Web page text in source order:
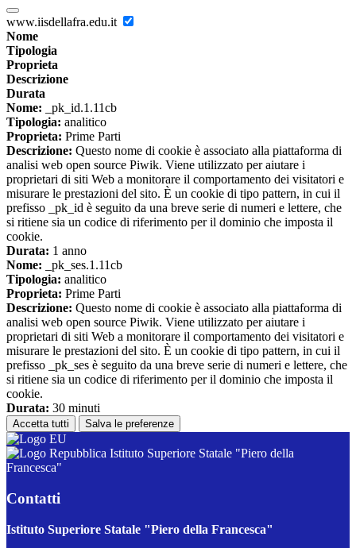
www.iisdellafra.edu.it
Nome
Tipologia
Proprieta
Descrizione
Durata
Nome: _pk_id.1.11cb
Tipologia: analitico
Proprieta: Prime Parti
Descrizione: Questo nome di cookie è associato alla piattaforma di
analisi web open source Piwik. Viene utilizzato per aiutare i
proprietari di siti Web a monitorare il comportamento dei visitatori e
misurare le prestazioni del sito. È un cookie di tipo pattern, in cui il
prefisso _pk_id è seguito da una breve serie di numeri e lettere, che
si ritiene sia un codice di riferimento per il dominio che imposta il
cookie.
Durata: 1 anno
Nome: _pk_ses.1.11cb
Tipologia: analitico
Proprieta: Prime Parti
Descrizione: Questo nome di cookie è associato alla piattaforma di
analisi web open source Piwik. Viene utilizzato per aiutare i
proprietari di siti Web a monitorare il comportamento dei visitatori e
misurare le prestazioni del sito. È un cookie di tipo pattern, in cui il
prefisso _pk_ses è seguito da una breve serie di numeri e lettere, che
si ritiene sia un codice di riferimento per il dominio che imposta il
cookie.
Durata: 30 minuti
Accetta tutti Salva le preferenze
Istituto Superiore Statale "Piero della
Francesca"
Contatti
Istituto Superiore Statale "Piero della Francesca"